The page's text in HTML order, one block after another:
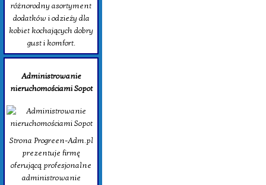
różnorodny asortyment
dodatków i odzieży dla
kobiet kochających dobry
gust i komfort.
Administrowanie
nieruchomościami Sopot
Strona Progreen-Adm.pl
prezentuje firmę
oferującą profesjonalne
administrowanie